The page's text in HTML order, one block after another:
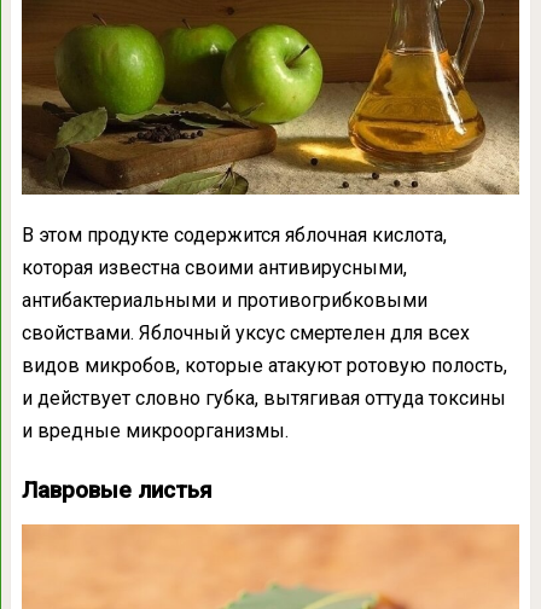
В этом продукте содержится яблочная кислота,
которая известна своими антивирусными,
антибактериальными и противогрибковыми
свойствами. Яблочный уксус смертелен для всех
видов микробов, которые атакуют ротовую полость,
и действует словно губка, вытягивая оттуда токсины
и вредные микроорганизмы.
Лавровые листья